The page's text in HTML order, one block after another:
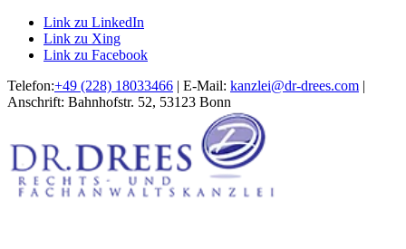
Link zu LinkedIn
Link zu Xing
Link zu Facebook
Telefon:+49 (228) 18033466 | E-Mail: kanzlei@dr-drees.com |
Anschrift: Bahnhofstr. 52, 53123 Bonn